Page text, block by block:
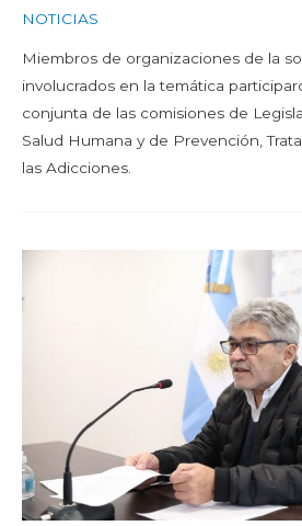
NOTICIAS
Miembros de organizaciones de la
involucrados en la temática
conjunta de las comisiones de
Salud Humana y de Prevención,
las Adicciones.